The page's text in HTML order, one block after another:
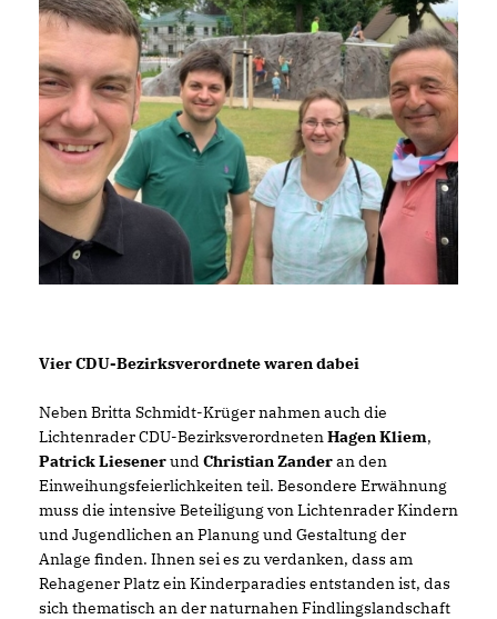
Vier CDU-Bezirksverordnete waren dabei
Neben Britta Schmidt-Krüger nahmen auch die
Lichtenrader CDU-BezirksverordnetenHagen Kliem,
Patrick Liesenerund Christian Zanderan den
Einweihungsfeierlichkeiten teil. Besondere Erwähnung
muss die intensive Beteiligung von Lichtenrader Kindern
und Jugendlichen an Planung und Gestaltung der
Anlage finden. Ihnen sei es zu verdanken, dass am
Rehagener Platz ein Kinderparadies entstanden ist, das
sich thematisch an der naturnahen Findlingslandschaft